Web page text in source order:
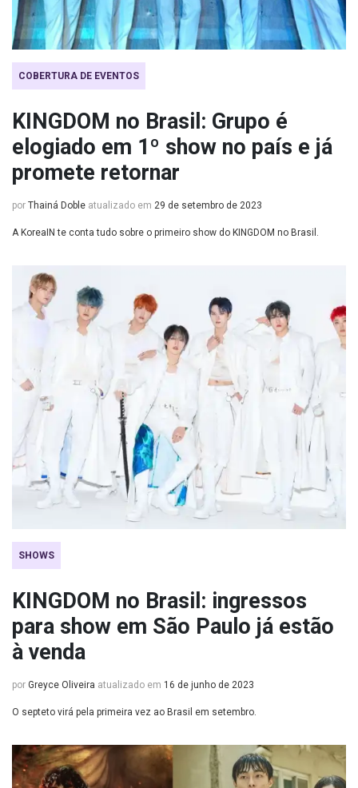
COBERTURA DE EVENTOS
KINGDOM no Brasil: Grupo é
elogiado em 1º show no país e já
promete retornar
por Thainá Doble atualizado em 29 de setembro de 2023
A KoreaIN te conta tudo sobre o primeiro show do KINGDOM no Brasil.
SHOWS
KINGDOM no Brasil: ingressos
para show em São Paulo já estão
à venda
por Greyce Oliveira atualizado em 16 de junho de 2023
O septeto virá pela primeira vez ao Brasil em setembro.